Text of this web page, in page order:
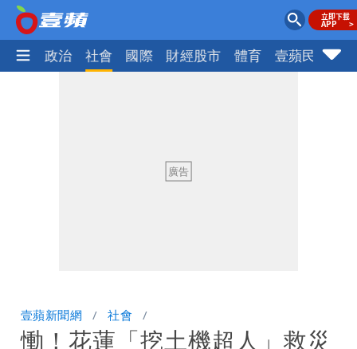
生活 政治 社會 國際 財經股市 體育 壹蘋民調
壹蘋新聞網 社會
慟！花蓮「挖土機超人」救災